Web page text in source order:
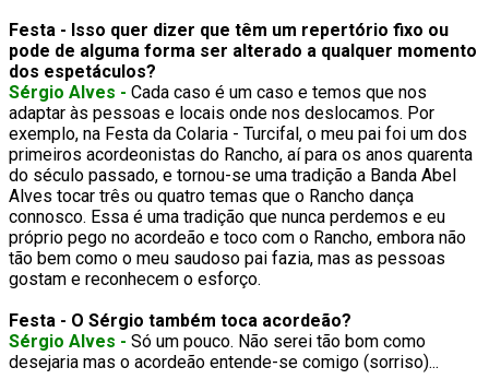
Festa - Isso quer dizer que têm um repertório fixo ou
pode de alguma forma ser alterado a qualquer momento
dos espetáculos?
Sérgio Alves - Cada caso é um caso e temos que nos
adaptar às pessoas e locais onde nos deslocamos. Por
exemplo, na Festa da Colaria - Turcifal, o meu pai foi um dos
primeiros acordeonistas do Rancho, aí para os anos quarenta
do século passado, e tornou-se uma tradição a Banda Abel
Alves tocar três ou quatro temas que o Rancho dança
connosco. Essa é uma tradição que nunca perdemos e eu
próprio pego no acordeão e toco com o Rancho, embora não
tão bem como o meu saudoso pai fazia, mas as pessoas
gostam e reconhecem o esforço.
Festa - O Sérgio também toca acordeão?
Sérgio Alves - Só um pouco. Não serei tão bom como
desejaria mas o acordeão entende-se comigo (sorriso)...